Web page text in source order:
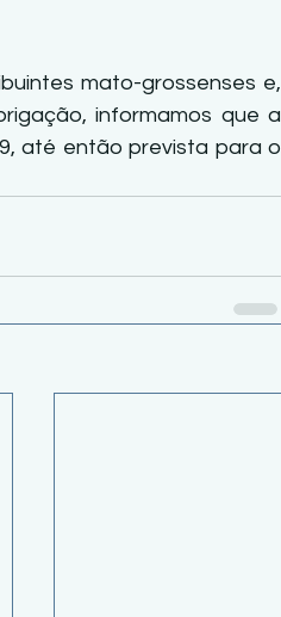
mato-grossenses e,
informamos que a
até então prevista para o